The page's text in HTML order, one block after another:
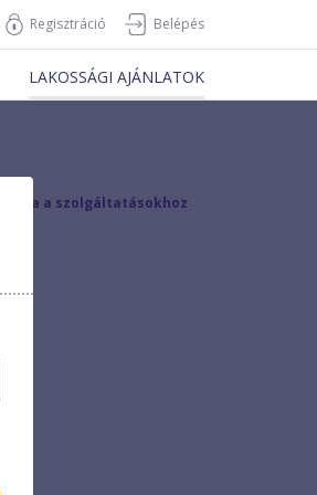
Regisztráció Belépés
LAKOSSÁGI AJÁNLATOK
vissza a szolgáltatásokhoz